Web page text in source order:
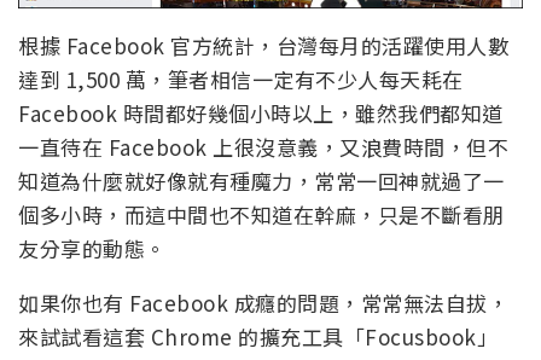
根據 Facebook 官方統計，台灣每月的活躍使用人數
達到 1,500 萬，筆者相信一定有不少人每天耗在
Facebook 時間都好幾個小時以上，雖然我們都知道
一直待在 Facebook 上很沒意義，又浪費時間，但不
知道為什麼就好像就有種魔力，常常一回神就過了一
個多小時，而這中間也不知道在幹麻，只是不斷看朋
友分享的動態。
如果你也有 Facebook 成癮的問題，常常無法自拔，
來試試看這套 Chrome 的擴充工具「Focusbook」